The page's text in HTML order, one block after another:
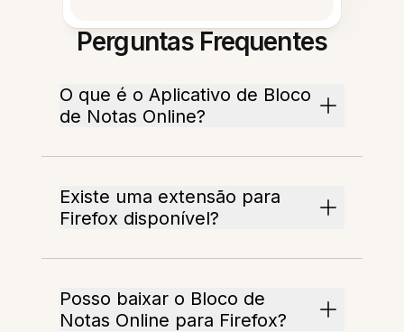
Perguntas Frequentes
O que é o Aplicativo de Bloco
de Notas Online?
Existe uma extensão para
Firefox disponível?
Posso baixar o Bloco de
Notas Online para Firefox?